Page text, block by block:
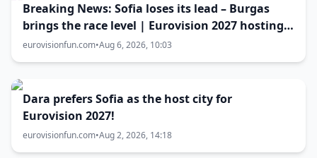
Breaking News: Sofia loses its lead – Burgas
brings the race level | Eurovision 2027 hosting
battle now 50-50
eurovisionfun.com•Aug 6, 2026, 10:03
Dara prefers Sofia as the host city for
Eurovision 2027!
eurovisionfun.com•Aug 2, 2026, 14:18